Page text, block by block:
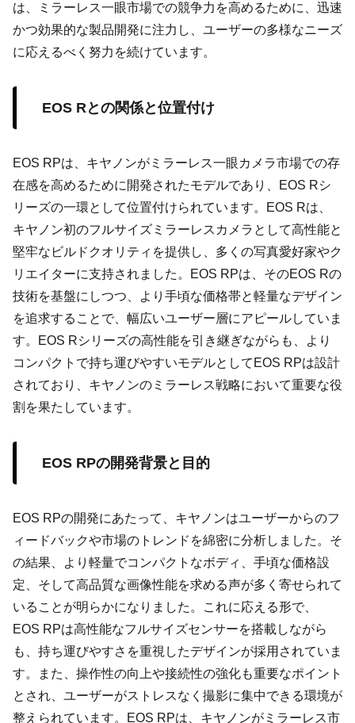
は、ミラーレス一眼市場での競争力を高めるために、迅速
かつ効果的な製品開発に注力し、ユーザーの多様なニーズ
に応えるべく努力を続けています。
EOS Rとの関係と位置付け
EOS RPは、キヤノンがミラーレス一眼カメラ市場での存
在感を高めるために開発されたモデルであり、EOS Rシ
リーズの一環として位置付けられています。EOS Rは、
キヤノン初のフルサイズミラーレスカメラとして高性能と
堅牢なビルドクオリティを提供し、多くの写真愛好家やク
リエイターに支持されました。EOS RPは、そのEOS Rの
技術を基盤にしつつ、より手頃な価格帯と軽量なデザイン
を追求することで、幅広いユーザー層にアピールしていま
す。EOS Rシリーズの高性能を引き継ぎながらも、より
コンパクトで持ち運びやすいモデルとしてEOS RPは設計
されており、キヤノンのミラーレス戦略において重要な役
割を果たしています。
EOS RPの開発背景と目的
EOS RPの開発にあたって、キヤノンはユーザーからのフ
ィードバックや市場のトレンドを綿密に分析しました。そ
の結果、より軽量でコンパクトなボディ、手頃な価格設
定、そして高品質な画像性能を求める声が多く寄せられて
いることが明らかになりました。これに応える形で、
EOS RPは高性能なフルサイズセンサーを搭載しながら
も、持ち運びやすさを重視したデザインが採用されていま
す。また、操作性の向上や接続性の強化も重要なポイント
とされ、ユーザーがストレスなく撮影に集中できる環境が
整えられています。EOS RPは、キヤノンがミラーレス市